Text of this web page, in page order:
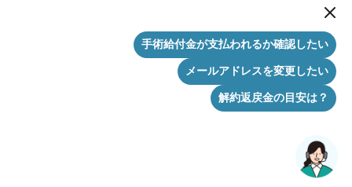
New
手術給付金が支払われるか確認したい
メールアドレスを変更したい
解約返戻金の目安は？